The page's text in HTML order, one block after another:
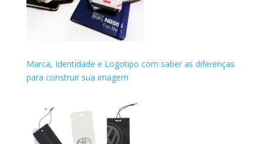
Marca, Identidade e Logotipo com saber as diferenças
para construir sua imagem